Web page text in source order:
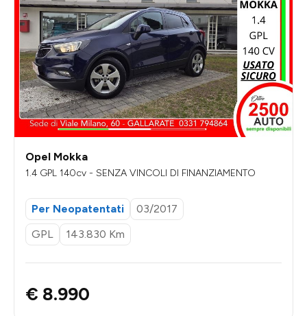
Opel Mokka
1.4 GPL 140cv - SENZA VINCOLI DI FINANZIAMENTO
Per Neopatentati
03/2017
GPL
143.830 Km
€ 8.990